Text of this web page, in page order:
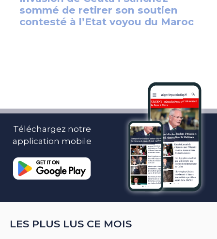
Téléchargez notre
application mobile
LES PLUS LUS CE MOIS